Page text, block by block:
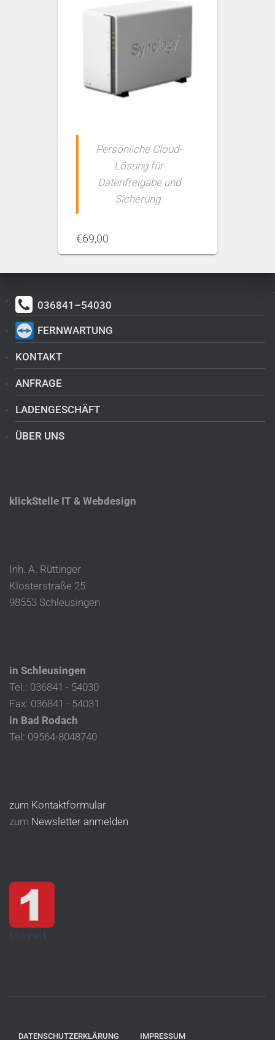
Persönliche Cloud-
Lösung für
Datenfreigabe und
Sicherung.
€69,00
036841–54030
FERNWARTUNG
KONTAKT
ANFRAGE
LADENGESCHÄFT
ÜBER UNS
klickStelle IT & Webdesign
Inh. A. Rüttinger
Klosterstraße 25
98553 Schleusingen
in Schleusingen
Tel.: 036841 - 54030
Fax: 036841 - 54031
in Bad Rodach
Tel: 09564-8048740
zum Kontaktformular
zum Newsletter anmelden
Mitglied
DATENSCHUTZERKLÄRUNG IMPRESSUM